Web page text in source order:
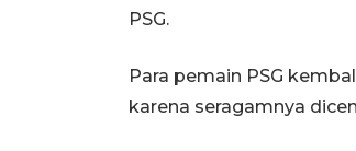
PSG.
Para pemain PSG
karena seragamnya